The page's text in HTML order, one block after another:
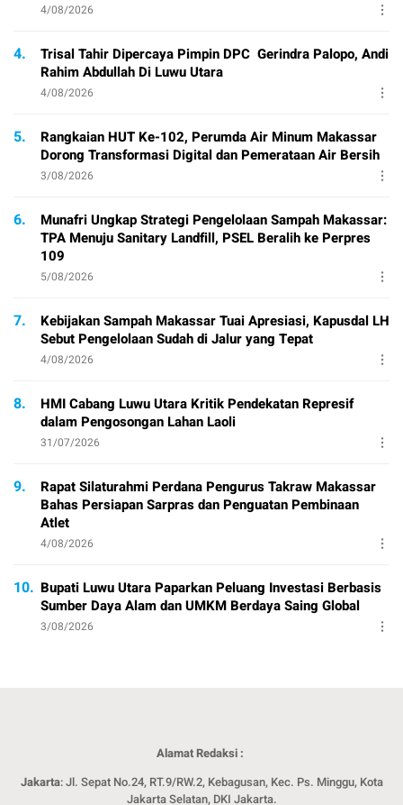
4/08/2026
4.
Trisal Tahir Dipercaya Pimpin DPC Gerindra Palopo, Andi
Rahim Abdullah Di Luwu Utara
4/08/2026
5.
Rangkaian HUT Ke-102, Perumda Air Minum Makassar
Dorong Transformasi Digital dan Pemerataan Air Bersih
3/08/2026
6.
Munafri Ungkap Strategi Pengelolaan Sampah Makassar:
TPA Menuju Sanitary Landfill, PSEL Beralih ke Perpres
109
5/08/2026
7.
Kebijakan Sampah Makassar Tuai Apresiasi, Kapusdal LH
Sebut Pengelolaan Sudah di Jalur yang Tepat
4/08/2026
8.
HMI Cabang Luwu Utara Kritik Pendekatan Represif
dalam Pengosongan Lahan Laoli
31/07/2026
9.
Rapat Silaturahmi Perdana Pengurus Takraw Makassar
Bahas Persiapan Sarpras dan Penguatan Pembinaan
Atlet
4/08/2026
10. Bupati Luwu Utara Paparkan Peluang Investasi Berbasis
Sumber Daya Alam dan UMKM Berdaya Saing Global
3/08/2026
Alamat Redaksi :
Jakarta: Jl. Sepat No.24, RT.9/RW.2, Kebagusan, Kec. Ps. Minggu, Kota
Jakarta Selatan, DKI Jakarta.